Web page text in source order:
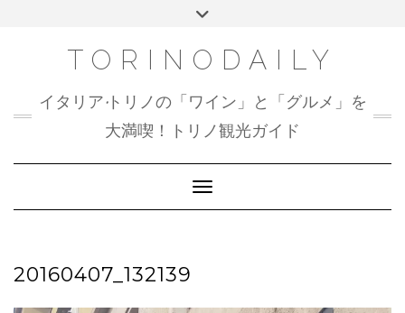
Toggle
TORINODAILY
イタリア•トリノの「ワイン」と「グルメ」を
大満喫！トリノ観光ガイド
Toggle Navigation
20160407_132139